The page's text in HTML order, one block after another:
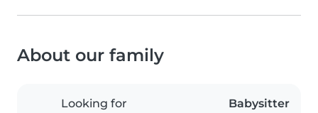
About our family
Looking for Babysitter